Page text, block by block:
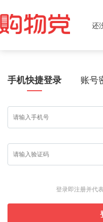
还
手机快捷登录 账号
登录即注册并代